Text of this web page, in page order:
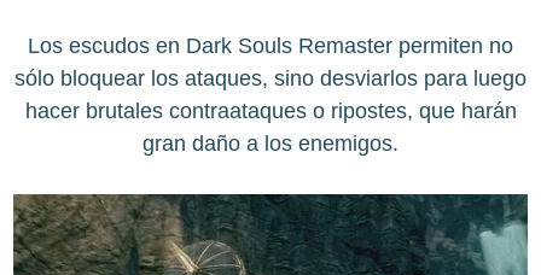
Los escudos en Dark Souls Remaster permiten no
sólo bloquear los ataques, sino desviarlos para luego
hacer brutales contraataques o ripostes, que harán
gran daño a los enemigos.